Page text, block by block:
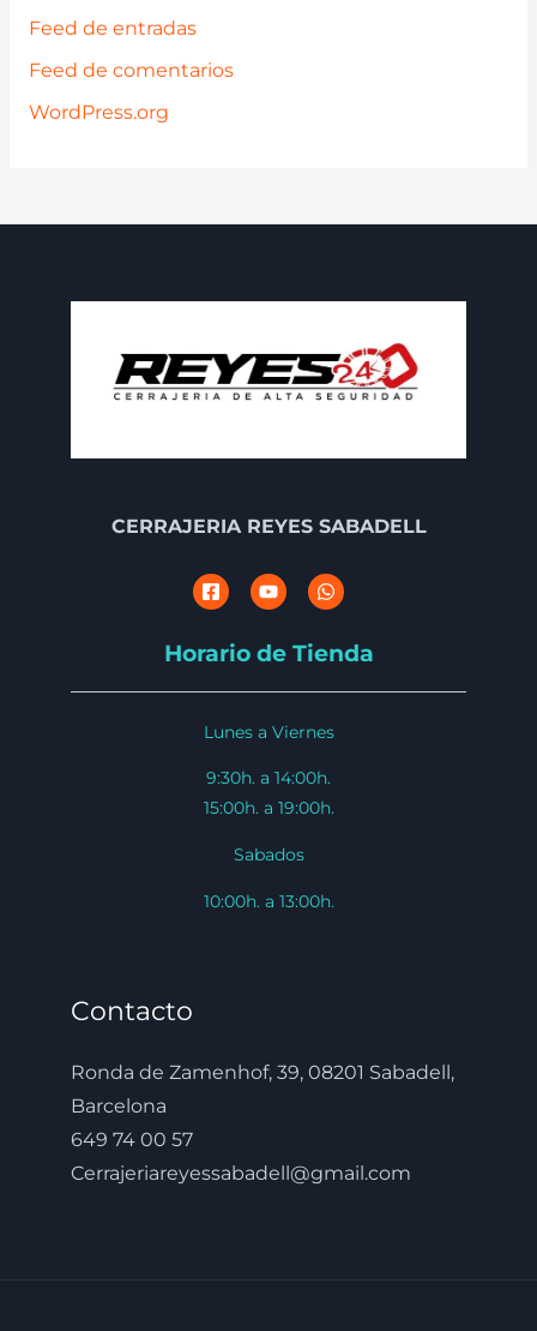
Feed de entradas
Feed de comentarios
WordPress.org
CERRAJERIA REYES SABADELL
Horario de Tienda
Lunes a Viernes
9:30h. a 14:00h.
15:00h. a 19:00h.
Sabados
10:00h. a 13:00h.
Contacto
Ronda de Zamenhof, 39, 08201 Sabadell,
Barcelona
649 74 00 57
Cerrajeriareyessabadell@gmail.com